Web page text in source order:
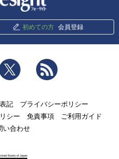
初めての方 会員登録
Twitter
記
プライバシーポリシー
シー 免責事項
ご利用ガイド
い合わせ